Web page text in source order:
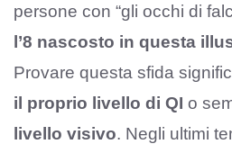
persone con “gli occhi di
l’8 nascosto in questa
Provare questa sfida
il proprio livello di QI o
livello visivo. Negli ultimi